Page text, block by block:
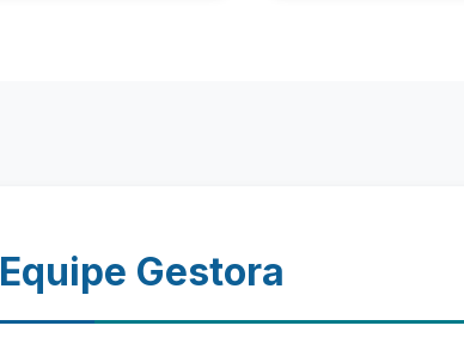
Equipe Gestora